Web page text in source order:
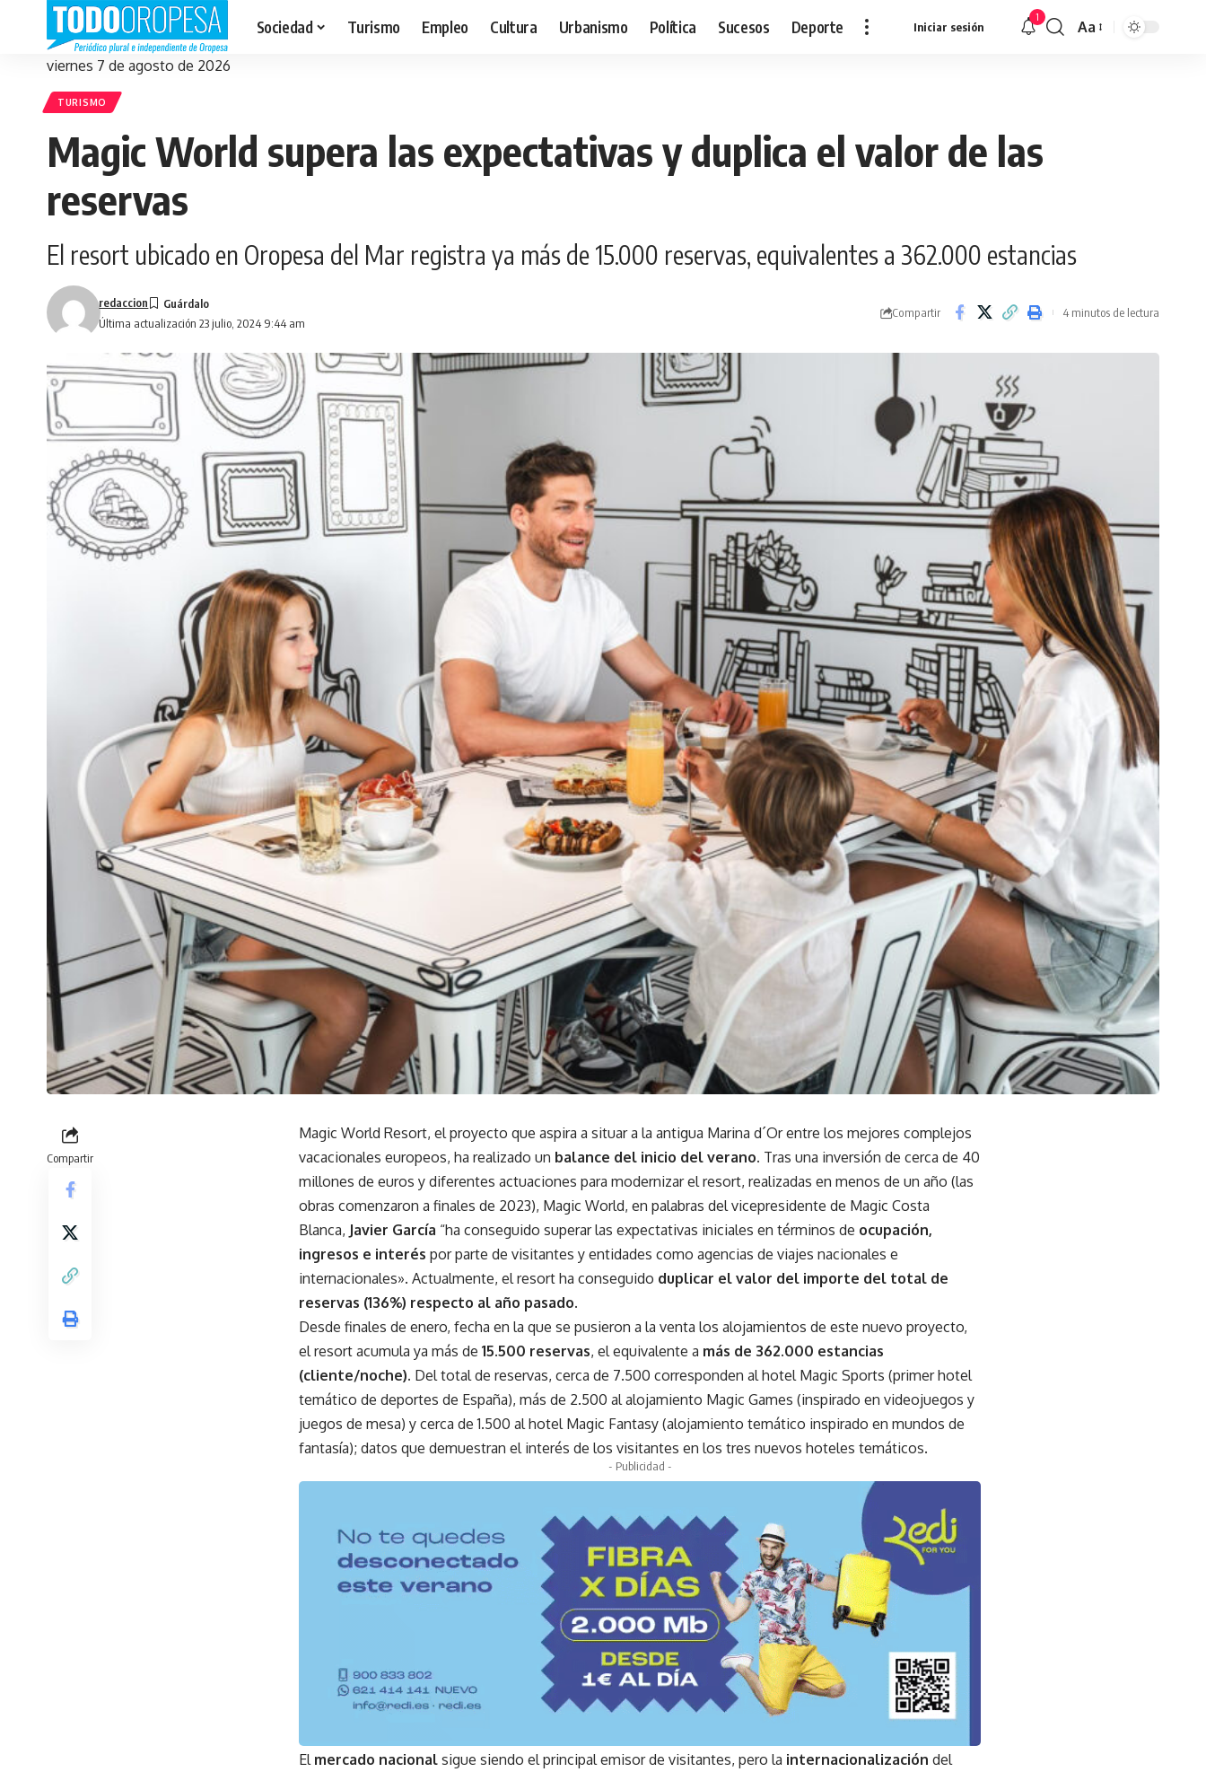
Sociedad Turismo Empleo Cultura Urbanismo Política Sucesos Deporte Iniciar sesión
1
Redimensionar
Aa
viernes 7 de agosto de 2026
TURISMO
Magic World supera las expectativas y duplica el valor de las
reservas
El resort ubicado en Oropesa del Mar registra ya más de 15.000 reservas, equivalentes a 362.000 estancias
Última actualización 23 julio, 2024 9:44 am
redaccion
Compartir 4 minutos de lectura
Compartir
Magic World Resort, el proyecto que aspira a situar a la antigua Marina d´Or entre los mejores complejos
vacacionales europeos, ha realizado un balance del inicio del verano. Tras una inversión de cerca de 40
millones de euros y diferentes actuaciones para modernizar el resort, realizadas en menos de un año (las
obras comenzaron a finales de 2023), Magic World, en palabras del vicepresidente de Magic Costa
Blanca, Javier García “ha conseguido superar las expectativas iniciales en términos de ocupación,
ingresos e interés por parte de visitantes y entidades como agencias de viajes nacionales e
internacionales». Actualmente, el resort ha conseguido duplicar el valor del importe del total de
reservas (136%) respecto al año pasado.
Desde finales de enero, fecha en la que se pusieron a la venta los alojamientos de este nuevo proyecto,
el resort acumula ya más de 15.500 reservas, el equivalente a más de 362.000 estancias
(cliente/noche). Del total de reservas, cerca de 7.500 corresponden al hotel Magic Sports (primer hotel
temático de deportes de España), más de 2.500 al alojamiento Magic Games (inspirado en videojuegos y
juegos de mesa) y cerca de 1.500 al hotel Magic Fantasy (alojamiento temático inspirado en mundos de
fantasía); datos que demuestran el interés de los visitantes en los tres nuevos hoteles temáticos.
- Publicidad -
El mercado nacional sigue siendo el principal emisor de visitantes, pero la internacionalización del